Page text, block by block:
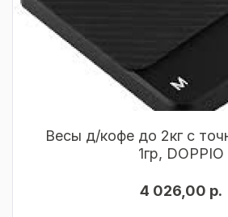
Весы д/кофе до 2кг с
1гр, DOPPIO
4 026,00 р.